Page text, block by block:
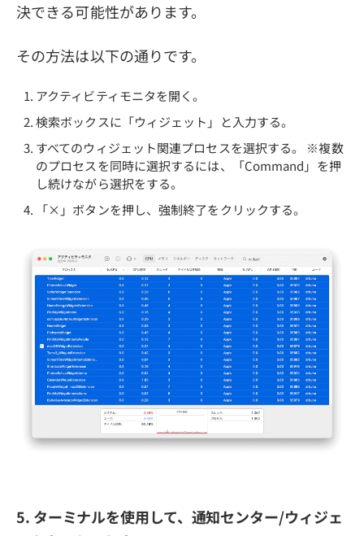
決できる可能性があります。
その方法は以下の通りです。
アクティビティモニタを開く。
検索ボックスに「ウィジェット」と入力する。
すべてのウィジェット関連プロセスを選択する。 ※複数
のプロセスを同時に選択するには、「Command」を押
し続けながら選択をする。
「×」ボタンを押し、強制終了をクリックする。
5. ターミナルを使用して、通知センター/ウィジェ